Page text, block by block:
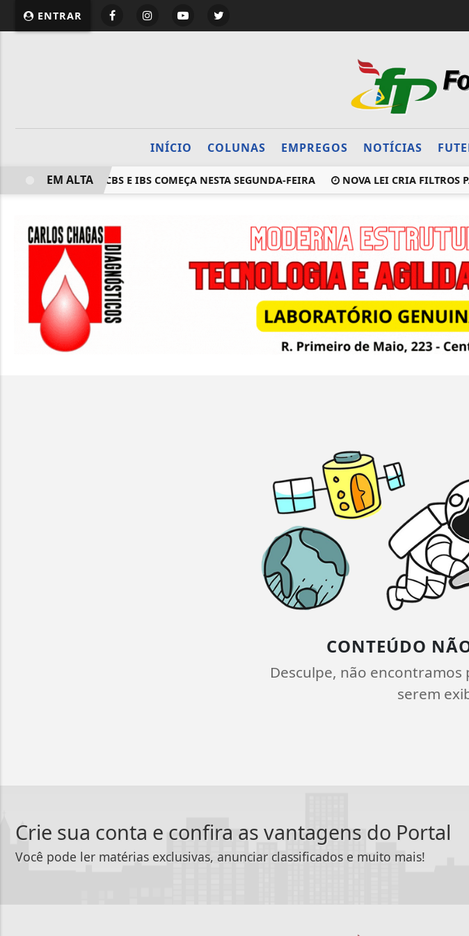
website page view counter
ENTRAR
INÍCIO COLUNAS EMPREGOS NOTÍCIAS
FISCAIS COM CBS E IBS COMEÇA NESTA SEGUNDA-FEIRA NOVA LEI CRIA FILTROS
EM ALTA
CONTEÚDO
Desculpe, não encontramos
serem
Crie sua conta e confira as vantagens do Portal
Você pode ler matérias exclusivas, anunciar classificados e muito mais!